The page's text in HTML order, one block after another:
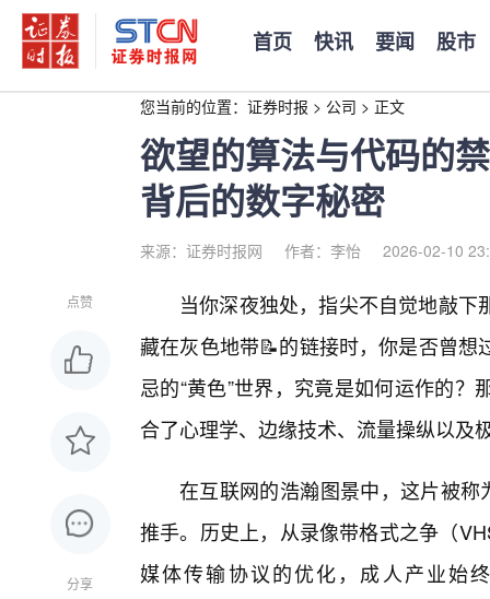
首页 快讯 要闻 股市
您当前的位置： 证券时报 > 公司 > 正文
欲望的算法与代码的
背后的数字秘密
来源：证券时报网 作者：李怡 2026-02-10
点赞
分享
当你深夜独处，指尖不自觉地敲
藏在灰色地带📝的链接时，你是否曾
忌的“黄色”世界，究竟是如何运作的
合了心理学、边缘技术、流量操纵以及
在互联网的浩瀚图景中，这片被称
推手。历史上，从录像带格式之争（
媒体传输协议的优化，成人产业始